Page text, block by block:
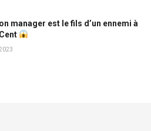
manager est le fils d’un ennemi à